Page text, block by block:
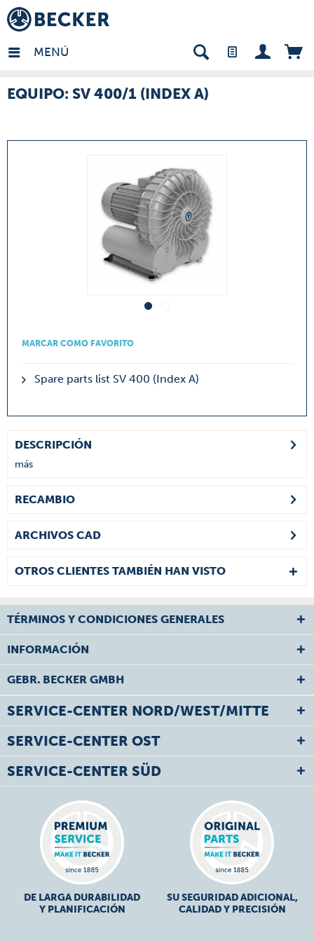
MENÚ
- ES
EQUIPO: SV 400/1 (INDEX A)
MARCAR COMO FAVORITO
Spare parts list SV 400 (Index A)
DESCRIPCIÓN
más
RECAMBIO
ARCHIVOS CAD
OTROS CLIENTES TAMBIÉN HAN VISTO
TÉRMINOS Y CONDICIONES GENERALES
INFORMACIÓN
GEBR. BECKER GMBH
SERVICE-CENTER NORD/WEST/MITTE
SERVICE-CENTER OST
SERVICE-CENTER SÜD
DE LARGA DURABILIDAD
Y PLANIFICACIÓN
SU SEGURIDAD ADICIONAL,
CALIDAD Y PRECISIÓN